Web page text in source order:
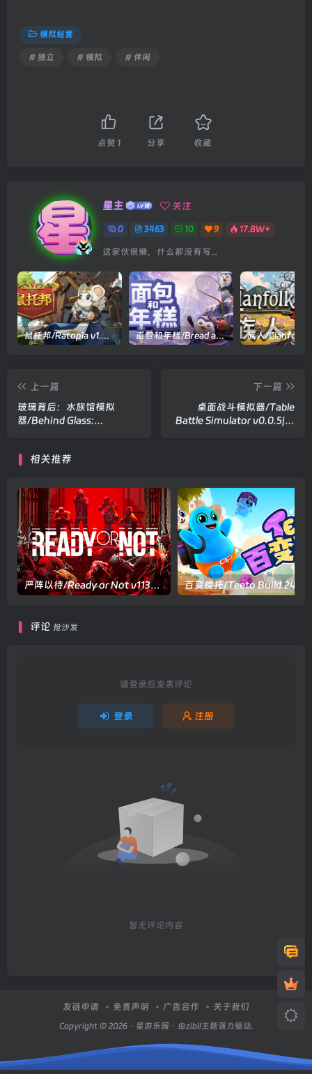
模拟经营
# 独立 # 模拟 # 休闲
点赞 1 分享 收藏
星主 关注
0 3463 10 9 17.8W+
这家伙很懒，什么都没有写...
鼠托邦/Ratopia v1.0.0530|策略模拟|容量2.9GB|官方中文版 面包和年糕/Bread and Fred Build.21411256|动作冒险|容量1.1GB|官方中文版
上一篇
玻璃背后：水族馆模拟
器/Behind Glass:
文版
下一篇
桌面战斗模拟器/Table
Battle Simulator v0.0.5|模
相关推荐
严阵以待/Ready or Not v113451|射击动作|容量51.7GB|官方中文版
评论 抢沙发
请登录后发表评论
登录 注册
暂无评论内容
友链申请 免责声明 广告合作 关于我们
Copyright © 2026 · 星游乐园 · 由zibll主题强力驱动.